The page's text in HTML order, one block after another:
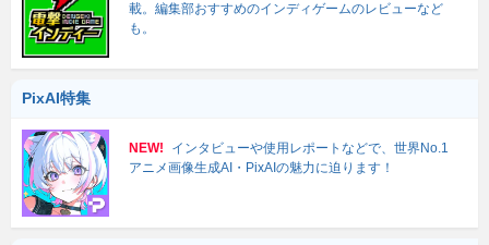
載。編集部おすすめのインディゲームのレビューなど
も。
PixAI特集
NEW!
インタビューや使用レポートなどで、世界No.1
アニメ画像生成AI・PixAIの魅力に迫ります！